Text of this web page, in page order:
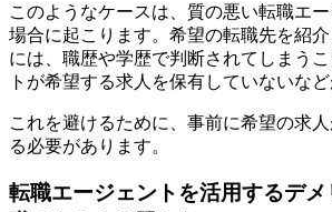
このようなケースは、質の悪い転職エ
場合に起こります。希望の転職先を紹
には、職歴や学歴で判断されてしまう
トが希望する求人を保有していないなど
これを避けるために、事前に希望の求
る必要があります。
転職エージェントを活用するデ